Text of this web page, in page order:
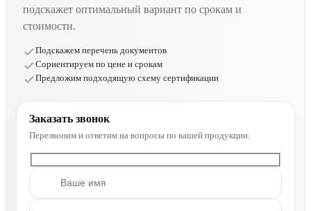
подскажет оптимальный вариант по срокам и
стоимости.
Подскажем перечень документов
Сориентируем по цене и срокам
Предложим подходящую схему сертификации
Заказать звонок
Перезвоним и ответим на вопросы по вашей продукции.